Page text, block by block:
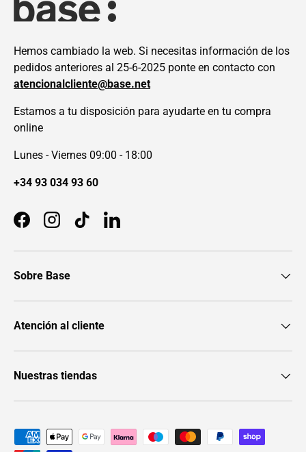
Hemos cambiado la web. Si necesitas información de los
pedidos anteriores al 25-6-2025 ponte en contacto con
atencionalcliente@base.net
Estamos a tu disposición para ayudarte en tu compra
online
Lunes - Viernes 09:00 - 18:00
+34 93 034 93 60
FacebookInstagramTikTokLinkedIn
Sobre Base
Atención al cliente
Nuestras tiendas
Formas de pago aceptadas